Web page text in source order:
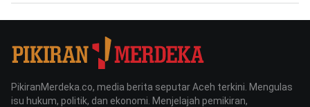
PikiranMerdeka.co, media berita seputar Aceh terkini. Mengulas
isu hukum, politik, dan ekonomi. Menjelajah pemikiran,